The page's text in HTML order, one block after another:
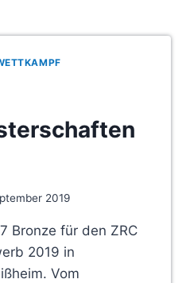
2019
Bronze für den ZRC
2019 in
Vom